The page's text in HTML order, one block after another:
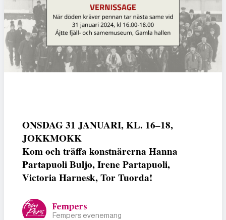
ONSDAG 31 JANUARI, KL. 16–18,
JOKKMOKK
Kom och träffa konstnärernaHanna
Partapuoli Buljo,Irene Partapuoli,
Victoria Harnesk,Tor Tuorda!
Fempers
Fempers evenemang